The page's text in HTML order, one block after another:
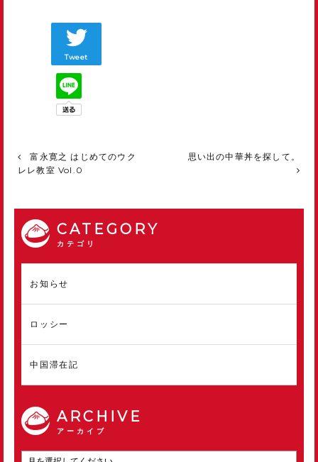
Tweet
富永寛之 はじめてのウク
レレ教室 Vol.0
思い出の中華丼を探して。
CATEGORY
カテゴリ
お知らせ
ロッシー
中国滞在記
ARCHIVE
アーカイブ